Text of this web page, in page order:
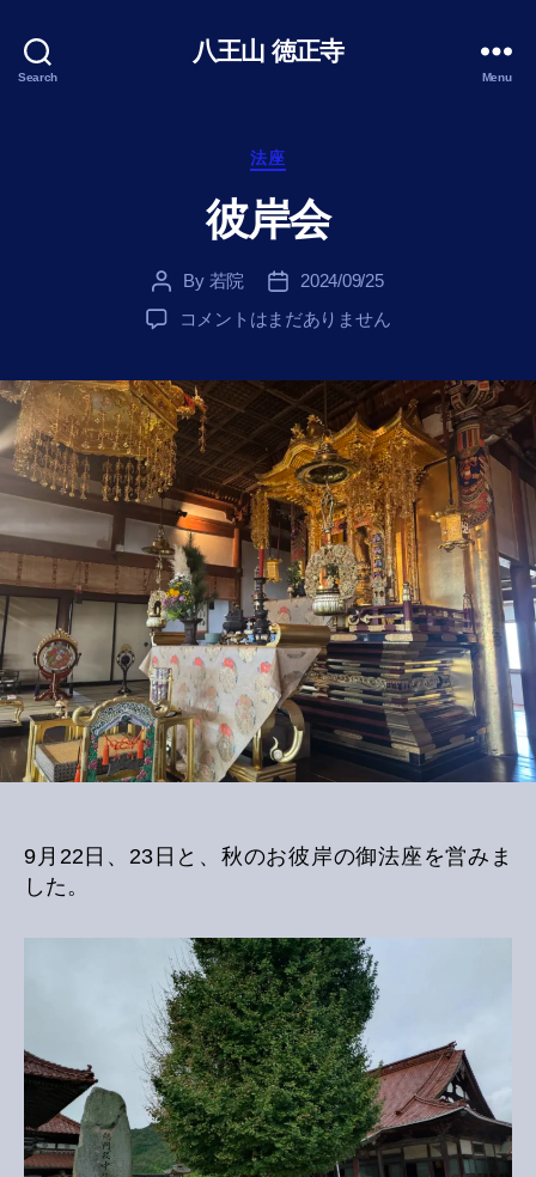
Search
八王山 徳正寺
Menu
Categories
法座
彼岸会
Post
author
By 若院
Post
date
2024/09/25
彼
へ
の
コメントはまだありません
9月22日、23日と、秋のお彼岸の御法座を営みま
した。